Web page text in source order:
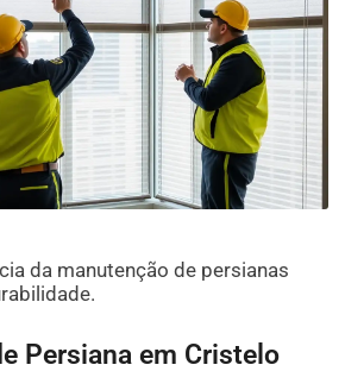
da manutenção de persianas
Persiana em Cristelo